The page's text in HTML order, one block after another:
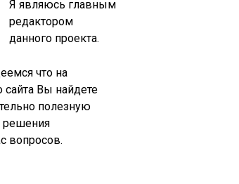
Я являюсь главным
редактором
данного проекта.
что на
сайта Вы найдете
полезную
вопросов.